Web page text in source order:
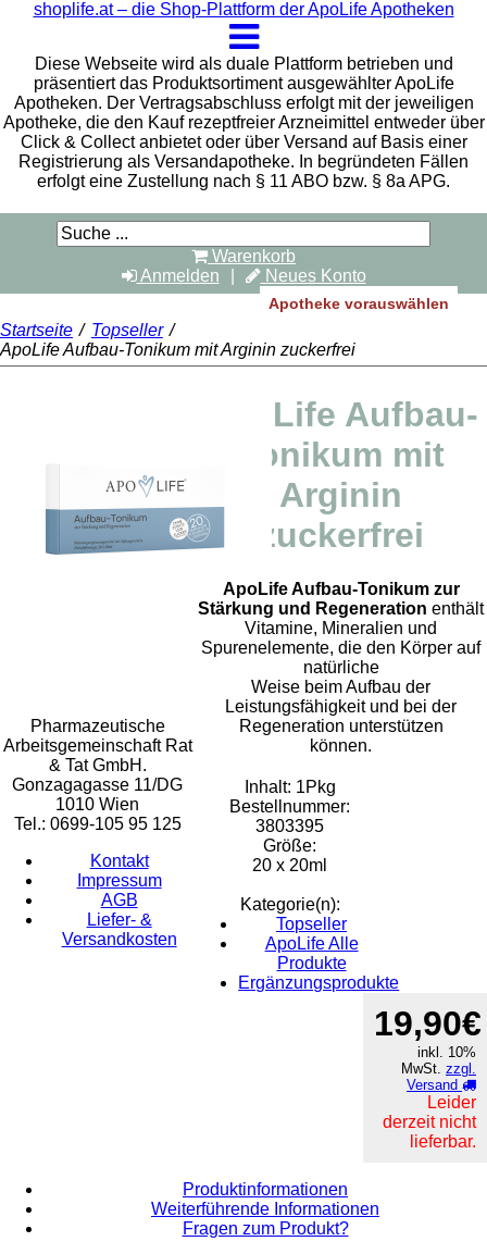
shoplife.at – die Shop-Plattform der ApoLife Apotheken
Diese Webseite wird als duale Plattform betrieben und
präsentiert das Produktsortiment ausgewählter ApoLife
Apotheken. Der Vertragsabschluss erfolgt mit der jeweiligen
Apotheke, die den Kauf rezeptfreier Arzneimittel entweder über
Click & Collect anbietet oder über Versand auf Basis einer
Registrierung als Versandapotheke. In begründeten Fällen
erfolgt eine Zustellung nach § 11 ABO bzw. § 8a APG.
Warenkorb
Anmelden
Neues Konto
Apotheke vorauswählen
Startseite / Topseller /
ApoLife Aufbau-Tonikum mit Arginin zuckerfrei
ApoLife Aufbau-
Tonikum mit
Arginin
zuckerfrei
ApoLife Aufbau-Tonikum zur
Stärkung und Regeneration enthält
Vitamine, Mineralien und
Spurenelemente, die den Körper auf
natürliche
Weise beim Aufbau der
Leistungsfähigkeit und bei der
Regeneration unterstützen
können.
Inhalt: 1Pkg
Bestellnummer:
3803395
Größe:
20 x 20ml
Kategorie(n):
Topseller
ApoLife Alle
Produkte
Ergänzungsprodukte
19,90€
inkl. 10%
MwSt. zzgl.
Versand
Leider
derzeit nicht
lieferbar.
Produktinformationen
Weiterführende Informationen
Fragen zum Produkt?
Pharmazeutische
Arbeitsgemeinschaft Rat
& Tat GmbH.
Gonzagagasse 11/DG
1010 Wien
Tel.: 0699-105 95 125
Kontakt
Impressum
AGB
Liefer- &
Versandkosten